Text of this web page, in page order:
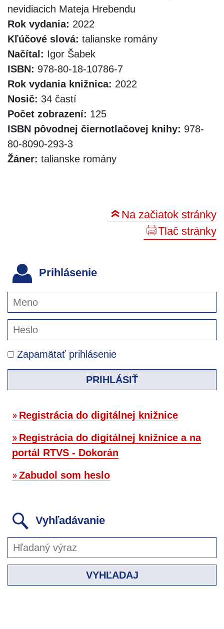
nevidiacich Mateja Hrebendu
Rok vydania: 2022
Kľúčové slová: talianske romány
Načítal: Igor Šabek
ISBN: 978-80-18-10786-7
Rok vydania knižnica: 2022
Nosič: 34 častí
Počet zobrazení: 125
ISBN pôvodnej čiernotlačovej knihy: 978-
80-8090-293-3
Žáner: talianske romány
Na začiatok stránky
Tlač stránky
Prihlásenie
Zapamätať prihlásenie
PRIHLÁSIŤ
Registrácia do digitálnej knižnice
Registrácia do digitálnej knižnice a na
portál RTVS - Dokorán
Zabudol som heslo
Vyhľadávanie
VYHĽADAJ